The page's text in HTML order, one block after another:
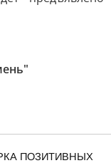
ПОЗИТИВНЫХ